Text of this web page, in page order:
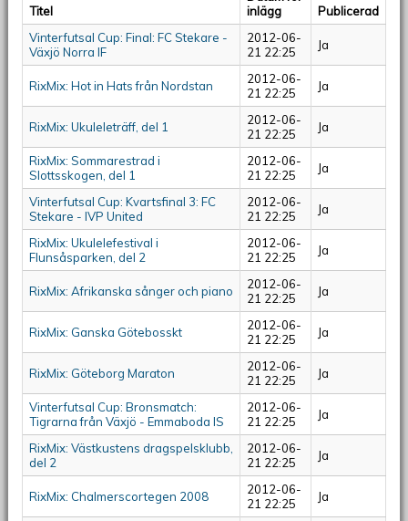
Titel
inlägg
Publicerad
Vinterfutsal Cup: Final: FC Stekare -
Växjö Norra IF
2012-06-
21 22:25
Ja
RixMix: Hot in Hats från Nordstan
2012-06-
21 22:25
Ja
RixMix: Ukuleleträff, del 1
2012-06-
21 22:25
Ja
RixMix: Sommarestrad i
Slottsskogen, del 1
2012-06-
21 22:25
Ja
Vinterfutsal Cup: Kvartsfinal 3: FC
Stekare - IVP United
2012-06-
21 22:25
Ja
RixMix: Ukulelefestival i
Flunsåsparken, del 2
2012-06-
21 22:25
Ja
RixMix: Afrikanska sånger och piano
2012-06-
21 22:25
Ja
RixMix: Ganska Götebosskt
2012-06-
21 22:25
Ja
RixMix: Göteborg Maraton
2012-06-
21 22:25
Ja
Vinterfutsal Cup: Bronsmatch:
Tigrarna från Växjö - Emmaboda IS
2012-06-
21 22:25
Ja
RixMix: Västkustens dragspelsklubb,
del 2
2012-06-
21 22:25
Ja
RixMix: Chalmerscortegen 2008
2012-06-
21 22:25
Ja